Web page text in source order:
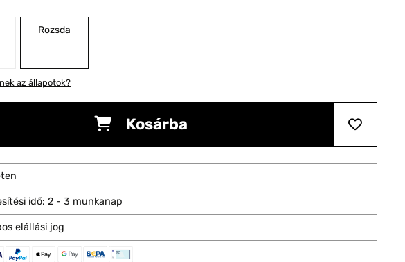
Rozsda
az állapotok?
Kosárba
idő: 2 - 3 munkanap
elállási jog